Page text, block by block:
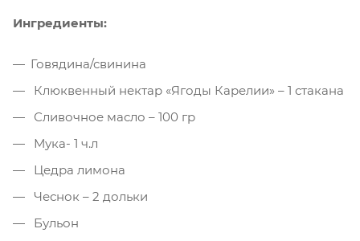
Ингредиенты:
Говядина/свинина
Клюквенный нектар «Ягоды Карелии» – 1 стакана
Сливочное масло – 100 гр
Мука- 1 ч.л
Цедра лимона
Чеснок – 2 дольки
Бульон